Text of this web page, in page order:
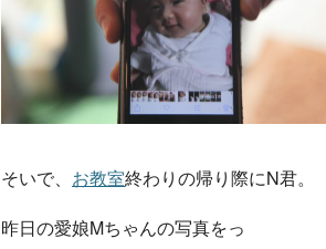
そいで、 お教室終わりの帰り際にN君。
昨日の愛娘Mちゃんの写真をっ